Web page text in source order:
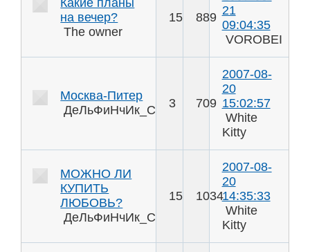
Какие планы
на вечер?
The owner
15 889 21
09:04:35
VOROBEI
Москва-Питер
ДеЛьФиНчИк_Спб3 709
2007-08-
20
15:02:57
White
Kitty
МОЖНО ЛИ
КУПИТЬ
ЛЮБОВЬ?
ДеЛьФиНчИк_Спб
15 1034
2007-08-
20
14:35:33
White
Kitty